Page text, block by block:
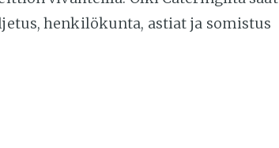
henkilökunta, astiat ja somistus